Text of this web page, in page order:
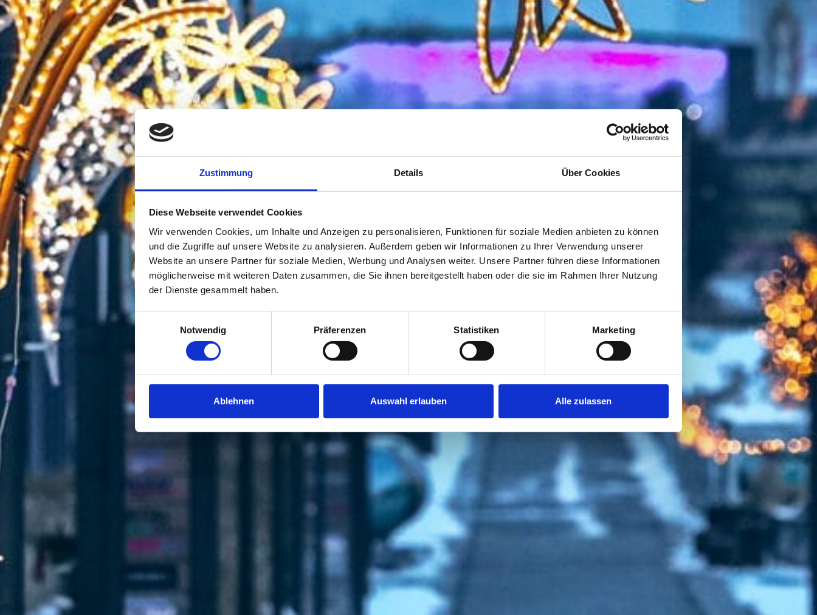
Zustimmung Details Über Cookies
Diese Webseite verwendet Cookies
Wir verwenden Cookies, um Inhalte und Anzeigen zu personalisieren, Funktionen für soziale Medien anbieten zu können
und die Zugriffe auf unsere Website zu analysieren. Außerdem geben wir Informationen zu Ihrer Verwendung unserer
Website an unsere Partner für soziale Medien, Werbung und Analysen weiter. Unsere Partner führen diese Informationen
möglicherweise mit weiteren Daten zusammen, die Sie ihnen bereitgestellt haben oder die sie im Rahmen Ihrer Nutzung
der Dienste gesammelt haben.
Notwendig
Präferenzen Statistiken Marketing
Ablehnen Auswahl erlauben Alle zulassen